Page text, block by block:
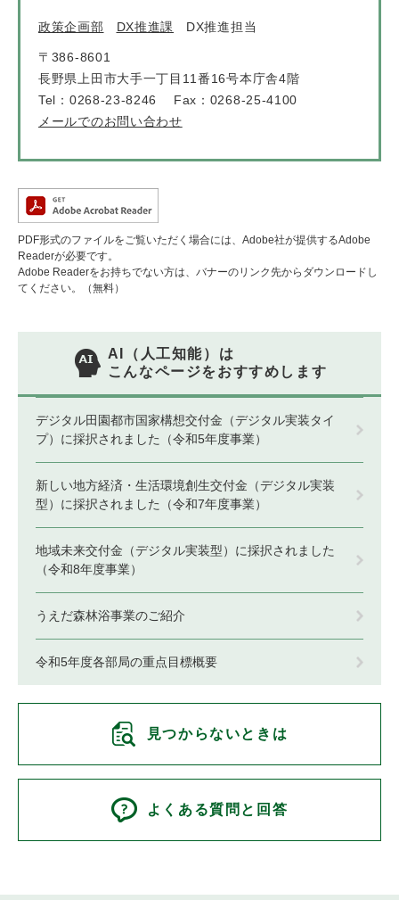
政策企画部 DX推進課 DX推進担当
〒386-8601
長野県上田市大手一丁目11番16号本庁舎4階
Tel：0268-23-8246
Fax：0268-25-4100
メールでのお問い合わせ
PDF形式のファイルをご覧いただく場合には、Adobe社が提供するAdobe
Readerが必要です。
Adobe Readerをお持ちでない方は、バナーのリンク先からダウンロードし
てください。（無料）
AI（人工知能）は
こんなページをおすすめします
デジタル田園都市国家構想交付金（デジタル実装タイ
プ）に採択されました（令和5年度事業）
新しい地方経済・生活環境創生交付金（デジタル実装
型）に採択されました（令和7年度事業）
地域未来交付金（デジタル実装型）に採択されました
（令和8年度事業）
うえだ森林浴事業のご紹介
令和5年度各部局の重点目標概要
見つからないときは
よくある質問と回答